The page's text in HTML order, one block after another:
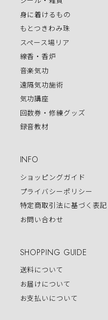
身に着けるもの
もとつきわみ珠
スペース場リア
線香・香炉
音楽気功
遠隔気功施術
気功講座
回数券・修練グッズ
録音教材
INFO
ショッピングガイド
プライバシーポリシー
特定商取引法に基づく表記
お問い合わせ
SHOPPING GUIDE
送料について
お届けについて
お支払いについて